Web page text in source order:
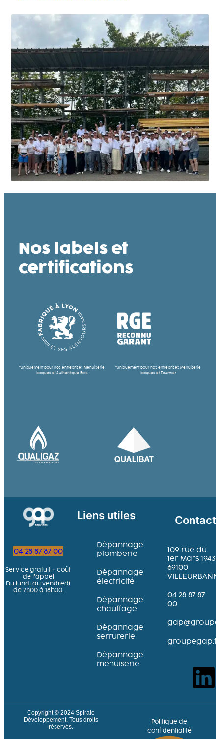
Nos labels et
certifications
*uniquement pour nos entreprises Menuiserie
Jacques et Authentique Bois
*uniquement pour nos entreprises Menuiserie
Jacques et Fournier
Liens utiles
Dépannage
plomberie
Dépannage
électricité
Dépannage
chauffage
Dépannage
serrurerie
Dépannage
menuiserie
04 28 87 87 00
Service gratuit + coût
de l’appel
Du lundi au vendredi
de 7h00 à 18h00.
Contact
109 rue du
1er Mars 1943
69100
04 28 87 87
00
groupegap.fr
Copyright © 2024 Spirale
Développement. Tous droits
réservés.
Politique de
confidentialité